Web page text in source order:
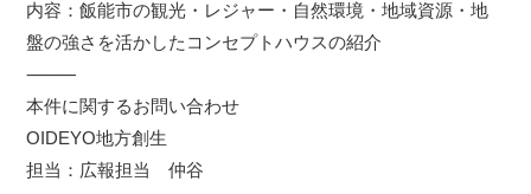
内容：飯能市の観光・レジャー・自然環境・地域資源・地
盤の強さを活かしたコンセプトハウスの紹介
⸻
本件に関するお問い合わせ
OIDEYO地方創生
担当：広報担当 仲谷